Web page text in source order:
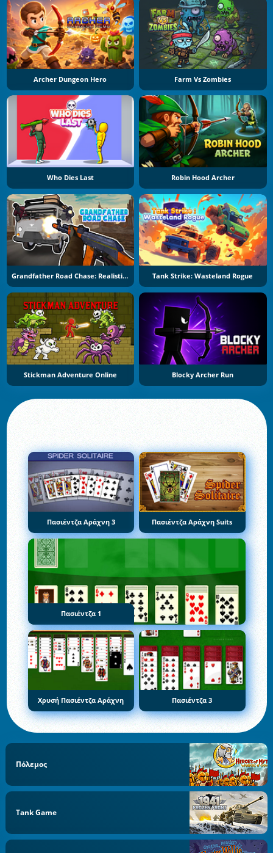
Archer Dungeon Hero Farm Vs Zombies
Who Dies Last Robin Hood Archer
Grandfather Road Chase: Realistic Shooter Tank Strike: Wasteland Rogue
Stickman Adventure Online Blocky Archer Run
Πασιέντζα Αράχνη 3 Πασιέντζα Αράχνη Suits
Πασιέντζα 1
Χρυσή Πασιέντζα Αράχνη Πασιέντζα 3
Πόλεμος
Tank Game